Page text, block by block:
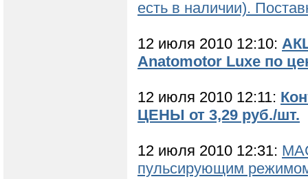
есть в наличии).
12 июля 2010 12:10:
Anatomotor Luxe по
12 июля 2010 12:11:
ЦЕНЫ от 3,29 руб./шт.
12 июля 2010 12:31:
пульсирующим